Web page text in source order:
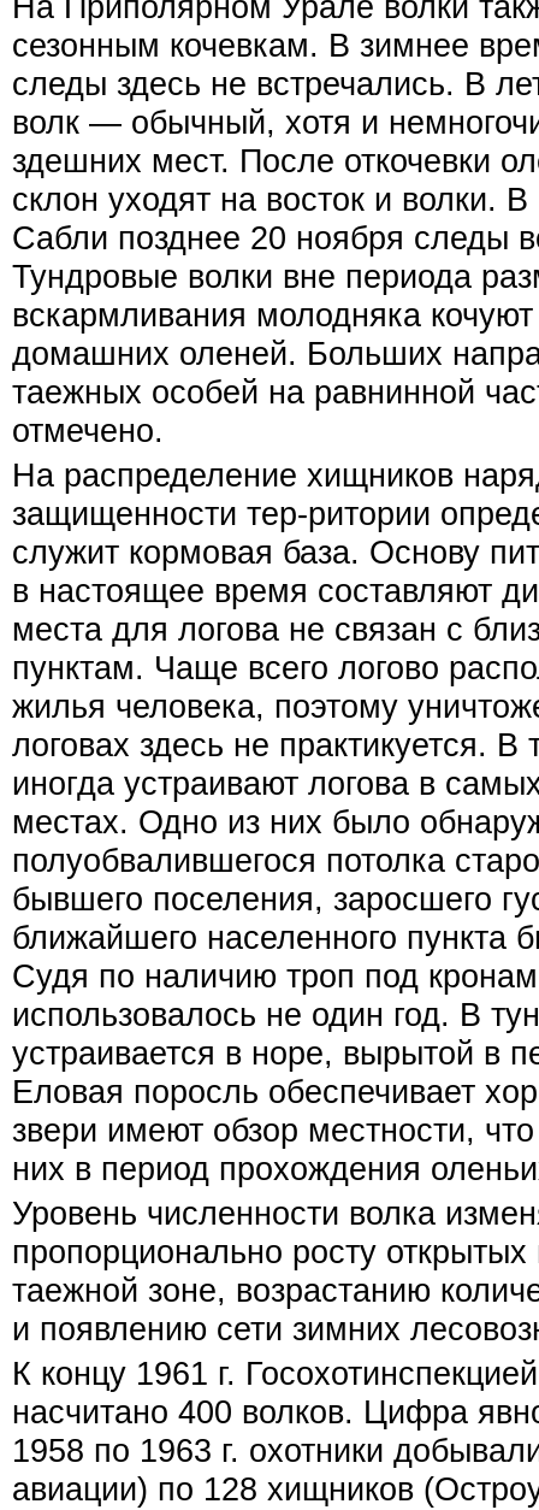
сезонным кочевкам. В зимнее
следы здесь не встречались. В
волк — обычный, хотя и
здешних мест. После откочевки
склон уходят на восток и волки. В
Сабли позднее 20 ноября следы
Тундровые волки вне периода
вскармливания молодняка
домашних оленей. Больших
таежных особей на равнинной
отмечено.
На распределение хищников
защищенности тер-ритории
служит кормовая база. Основу
в настоящее время составляют
места для логова не связан с
пунктам. Чаще всего логово
жилья человека, поэтому
логовах здесь не практикуется. В
иногда устраивают логова в
местах. Одно из них было
полуобвалившегося потолка
бывшего поселения, заросшего
ближайшего населенного пункта
Судя по наличию троп под
использовалось не один год. В
устраивается в норе, вырытой в
Еловая поросль обеспечивает
звери имеют обзор местности,
них в период прохождения
Уровень численности волка
пропорционально росту
таежной зоне, возрастанию
и появлению сети зимних
К концу 1961 г.
насчитано 400 волков. Цифра
1958 по 1963 г. охотники
авиации) по 128 хищников